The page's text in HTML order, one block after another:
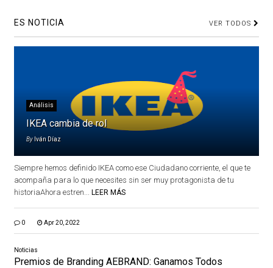
ES NOTICIA VER TODOS
Análisis
IKEA cambia de rol
By Iván Díaz
Siempre hemos definido IKEA como ese Ciudadano corriente, el que te
acompaña para lo que necesites sin ser muy protagonista de tu
historiaAhora estren... LEER MÁS
0 Apr 20, 2022
Noticias
Premios de Branding AEBRAND: Ganamos Todos